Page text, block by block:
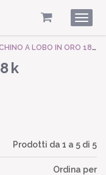
A LOBO IN ORO 18 K
k
Prodotti da 1 a 5 di 5
Ordina per